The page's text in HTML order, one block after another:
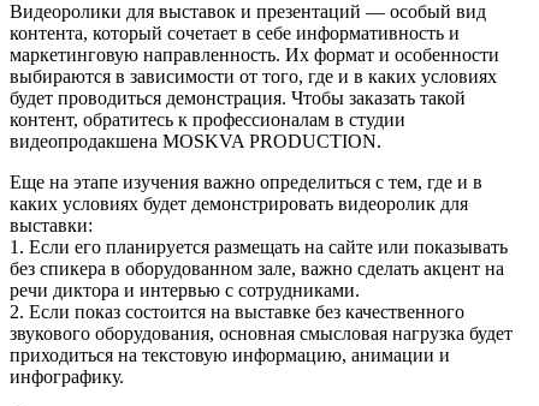
Видеоролики для выставок и презентаций — особый вид
контента, который сочетает в себе информативность и
маркетинговую направленность. Их формат и особенности
выбираются в зависимости от того, где и в каких условиях
будет проводиться демонстрация. Чтобы заказать такой
контент, обратитесь к профессионалам в студии
видеопродакшена MOSKVA PRODUCTION.
Еще на этапе изучения важно определиться с тем, где и в
каких условиях будет демонстрировать видеоролик для
выставки:
1. Если его планируется размещать на сайте или показывать
без спикера в оборудованном зале, важно сделать акцент на
речи диктора и интервью с сотрудниками.
2. Если показ состоится на выставке без качественного
звукового оборудования, основная смысловая нагрузка будет
приходиться на текстовую информацию, анимации и
инфографику.